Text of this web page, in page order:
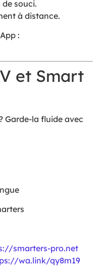
de souci.
à distance.
:
et Smart
Garde-la fluide avec
smarters-pro.net
wa.link/qy8m19